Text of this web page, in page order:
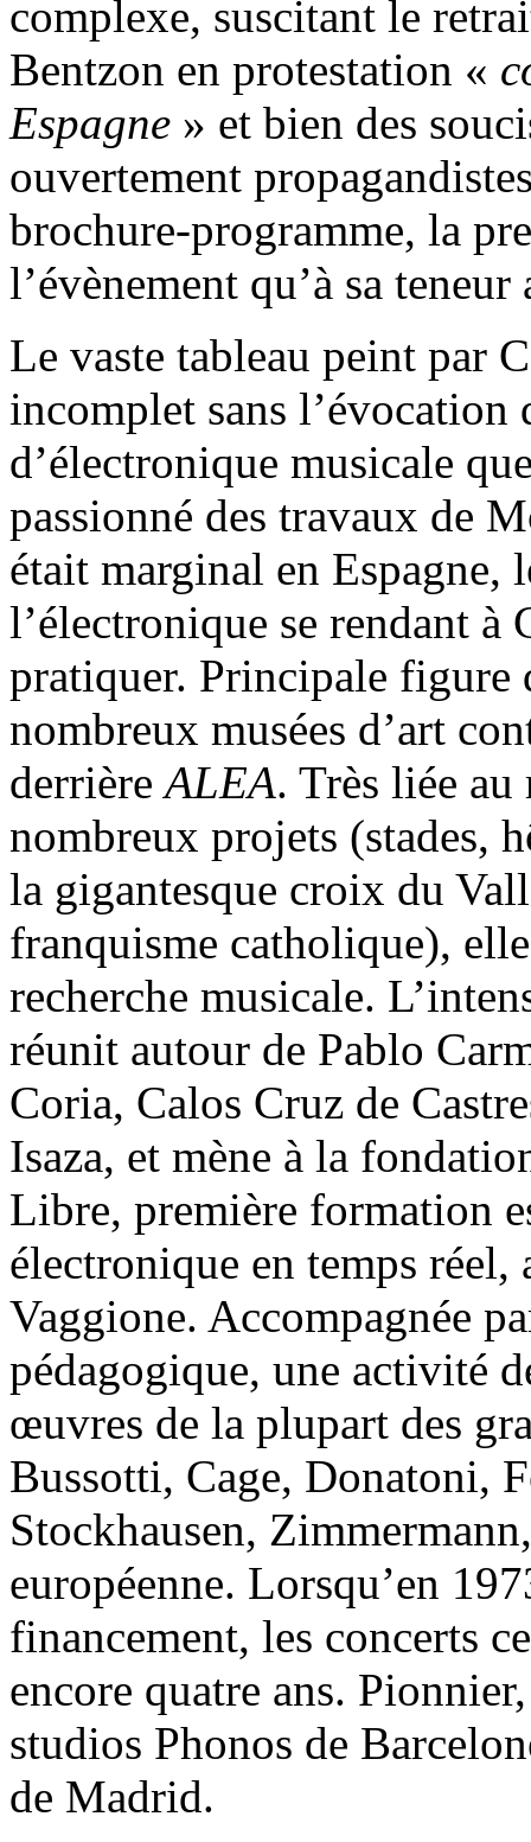
complexe, suscitant le
Bentzon en protestation «
Espagne » et bien des
ouvertement
brochure-programme, la
l’évènement qu’à sa
Le vaste tableau peint par
incomplet sans l’évocation
d’électronique musicale
passionné des travaux de
était marginal en Espagne,
l’électronique se rendant
pratiquer. Principale figure
nombreux musées d’art
derrièreALEA. Très liée
nombreux projets (stades,
la gigantesque croix du
franquisme catholique),
recherche musicale.
réunit autour de Pablo
Coria, Calos Cruz de
Isaza, et mène à la
Libre, première formation
électronique en temps
Vaggione. Accompagnée
pédagogique, une activité
œuvres de la plupart des
Bussotti, Cage, Donatoni,
Stockhausen,
européenne. Lorsqu’en
financement, les concerts
encore quatre ans.
studios Phonos de
de Madrid.